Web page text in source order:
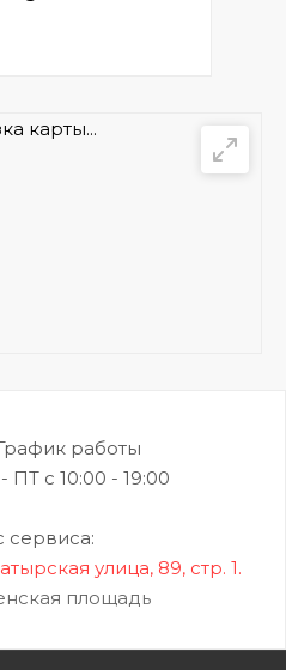
карты...
работы
ПТ с 10:00 - 19:00
сервиса:
улица, 89, стр. 1.
площадь